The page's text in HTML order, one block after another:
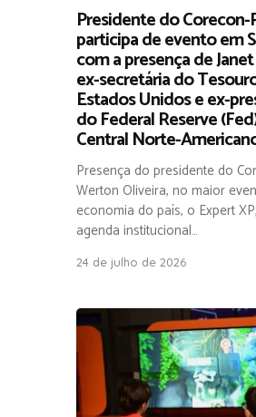
Presidente do Corecon-
participa de evento em
com a presença de
ex-secretária do
Estados Unidos e ex-
do Federal Reserve
Central Norte-
Presença do presidente do
Werton Oliveira, no maior
economia do país, o Expert
agenda institucional…
24 de julho de 2026